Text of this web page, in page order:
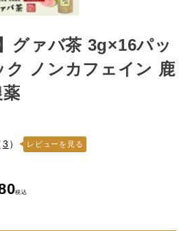
グァバ茶 3g×16パッ
ク ノンカフェイン 鹿
3 ） レビューを見る
税込